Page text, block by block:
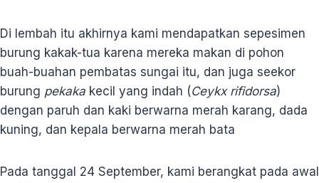
Di lembah itu akhirnya kami mendapatkan sepesimen
burung kakak-tua karena mereka makan di pohon
buah-buahan pembatas sungai itu, dan juga seekor
burung pekaka kecil yang indah (Ceykx rifidorsa)
dengan paruh dan kaki berwarna merah karang, dada
kuning, dan kepala berwarna merah bata
Pada tanggal 24 September, kami berangkat pada awal